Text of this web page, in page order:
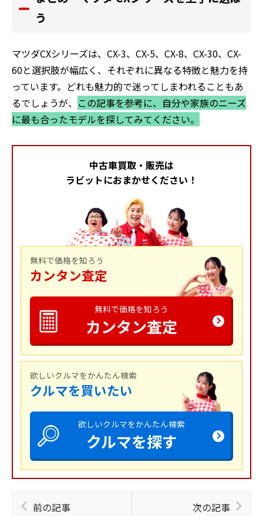
う
マツダCXシリーズは、CX-3、CX-5、CX-8、CX-30、CX-
60と選択肢が幅広く、それぞれに異なる特徴と魅力を持
っています。どれも魅力的で迷ってしまわれることもあ
るでしょうが、 この記事を参考に、自分や家族のニーズ
に最も合ったモデルを探してみてください。
中古車買取・販売は
ラビットにおまかせください！
無料で価格を知ろう
カンタン査定
無料で価格を知ろう
カンタン査定
欲しいクルマをかんたん検索
クルマを買いたい
欲しいクルマをかんたん検索
クルマを探す
前の記事
次の記事